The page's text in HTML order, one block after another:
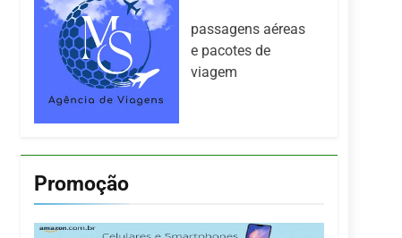
passagens aéreas
e pacotes de
viagem
Promoção